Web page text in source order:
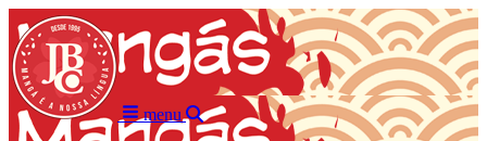
menu